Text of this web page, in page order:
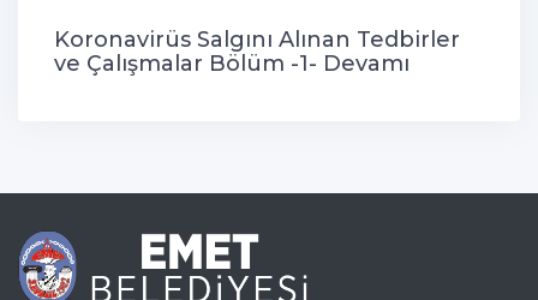
Koronavirüs Salgını Alınan Tedbirler
ve Çalışmalar Bölüm -1- Devamı